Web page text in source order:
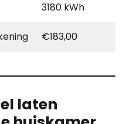
3180 kWh
€183,00
laten